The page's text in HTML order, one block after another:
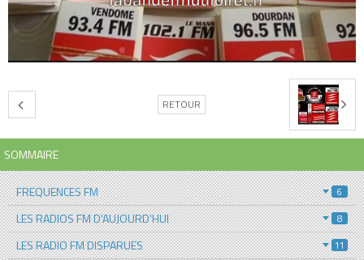
RETOUR
SOMMAIRE
FREQUENCES FM 6
LES RADIOS FM D'AUJOURD'HUI 8
LES RADIO FM DISPARUES 11